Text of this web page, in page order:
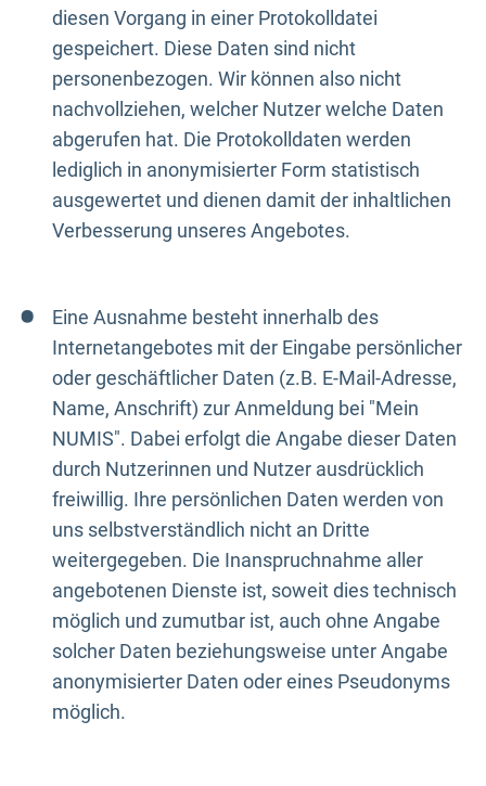
diesen Vorgang in einer Protokolldatei
gespeichert. Diese Daten sind nicht
personenbezogen. Wir können also nicht
nachvollziehen, welcher Nutzer welche Daten
abgerufen hat. Die Protokolldaten werden
lediglich in anonymisierter Form statistisch
ausgewertet und dienen damit der inhaltlichen
Verbesserung unseres Angebotes.
Eine Ausnahme besteht innerhalb des
Internetangebotes mit der Eingabe persönlicher
oder geschäftlicher Daten (z.B. E-Mail-Adresse,
Name, Anschrift) zur Anmeldung bei "Mein
NUMIS". Dabei erfolgt die Angabe dieser Daten
durch Nutzerinnen und Nutzer ausdrücklich
freiwillig. Ihre persönlichen Daten werden von
uns selbstverständlich nicht an Dritte
weitergegeben. Die Inanspruchnahme aller
angebotenen Dienste ist, soweit dies technisch
möglich und zumutbar ist, auch ohne Angabe
solcher Daten beziehungsweise unter Angabe
anonymisierter Daten oder eines Pseudonyms
möglich.